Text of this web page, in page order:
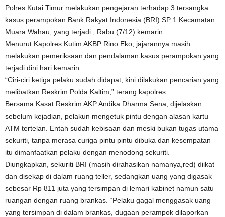
Polres Kutai Timur melakukan pengejaran terhadap 3 tersangka
kasus perampokan Bank Rakyat Indonesia (BRI) SP 1 Kecamatan
Muara Wahau, yang terjadi , Rabu (7/12) kemarin.
Menurut Kapolres Kutim AKBP Rino Eko, jajarannya masih
melakukan pemeriksaan dan pendalaman kasus perampokan yang
terjadi dini hari kemarin.
“Ciri-ciri ketiga pelaku sudah didapat, kini dilakukan pencarian yang
melibatkan Reskrim Polda Kaltim,” terang kapolres.
Bersama Kasat Reskrim AKP Andika Dharma Sena, dijelaskan
sebelum kejadian, pelakun mengetuk pintu dengan alasan kartu
ATM tertelan. Entah sudah kebisaan dan meski bukan tugas utama
sekuriti, tanpa merasa curiga pintu pintu dibuka dan kesempatan
itu dimanfaatkan pelaku dengan menodong sekuriti.
Diungkapkan, sekuriti BRI (masih dirahasikan namanya,red) diikat
dan disekap di dalam ruang teller, sedangkan uang yang digasak
sebesar Rp 811 juta yang tersimpan di lemari kabinet namun satu
ruangan dengan ruang brankas. “Pelaku gagal menggasak uang
yang tersimpan di dalam brankas, dugaan perampok dilaporkan